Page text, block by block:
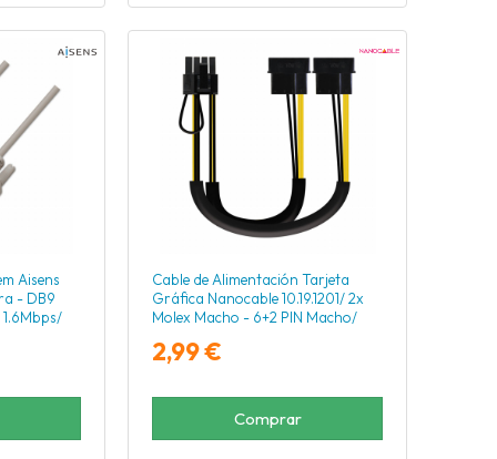
Aisens
- DB9
Cable de Alimentación Tarjeta
Gráfica Nanocable 10.19.1201/ 2x
Molex Macho - 6+2 PIN Macho/
2,99 €
Comprar